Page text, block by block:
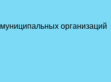
организаций